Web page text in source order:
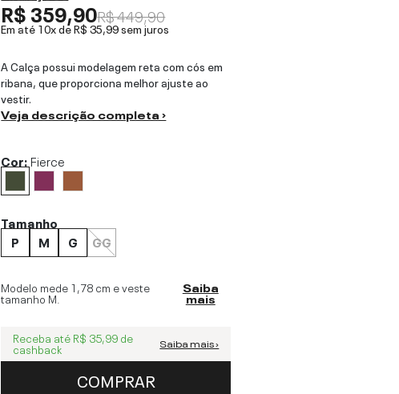
R$ 359,90R$ 449,90
Em até 10x deR$ 35,99sem juros
A Calça possui modelagem reta com cós em
ribana, que proporciona melhor ajuste ao
vestir.
Veja descrição completa ›
Cor:Fierce
Tamanho
P
M G GG
Modelo mede 1,78 cm e veste
tamanho M
Saiba
mais
Receba até R$ 35,99 de
cashback Saiba mais ›
COMPRAR